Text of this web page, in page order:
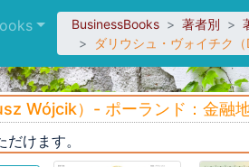
BusinessBooks 著者別
ダリウシュ・ヴォイチク
Wójcik）- ポーランド：金融
けます。